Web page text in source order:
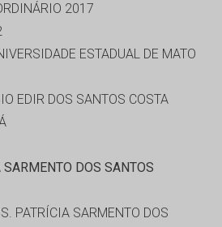
2017
ESTADUAL DE MATO
EDIR DOS SANTOS COSTA
DOS SANTOS
PATRÍCIA SARMENTO DOS